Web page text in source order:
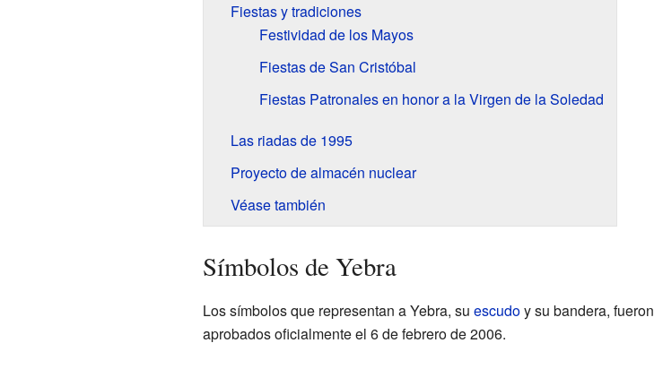
Fiestas y tradiciones
Festividad de los Mayos
Fiestas de San Cristóbal
Fiestas Patronales en honor a la Virgen de la Soledad
Las riadas de 1995
Proyecto de almacén nuclear
Véase también
Símbolos de Yebra
Los símbolos que representan a Yebra, su escudoy su bandera, fueron
aprobados oficialmente el 6 de febrero de 2006.